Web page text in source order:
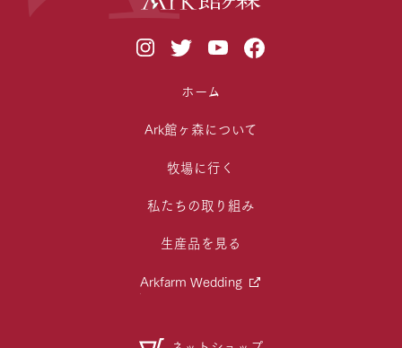
ホーム
Ark館ヶ森について
牧場に行く
私たちの取り組み
生産品を見る
Arkfarm Wedding